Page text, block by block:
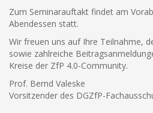
Zum Seminarauftakt findet am
Abendessen statt.
Wir freuen uns auf Ihre Teilnahme,
sowie zahlreiche
Kreise der ZfP 4.0-Community.
Prof. Bernd Valeske
Vorsitzender des DGZfP-